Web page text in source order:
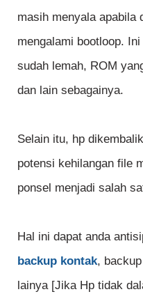
masih menyala apabila
mengalami bootloop.
sudah lemah, ROM
dan lain sebagainya.
Selain itu, hp
potensi kehilangan file
ponsel menjadi salah
Hal ini dapat anda
backup kontak,
lainya [Jika Hp tidak